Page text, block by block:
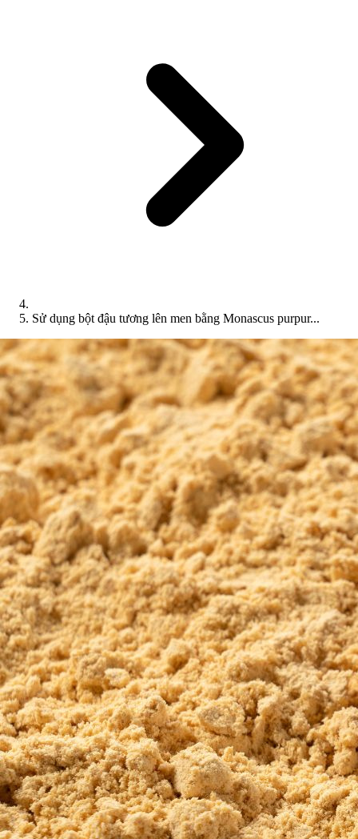
Sử dụng bột đậu tương lên men bằng Monascus purpur...